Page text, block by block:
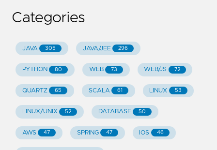
Categories
JAVA 305 JAVA/JEE 296
PYTHON 80 WEB 73 WEB/JS 72
QUARTZ 65 SCALA 61 LINUX 53
LINUX/UNIX 52 DATABASE 50
AWS 47 SPRING 47 IOS 46